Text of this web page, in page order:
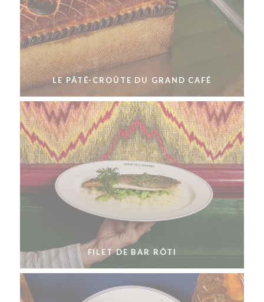
LE PÂTÉ-CROÛTE DU GRAND CAFÉ
FILET DE BAR RÔTI